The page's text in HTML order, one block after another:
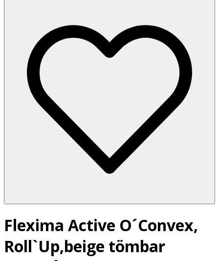
Flexima Active O´Convex,
Roll`Up,beige tömbar